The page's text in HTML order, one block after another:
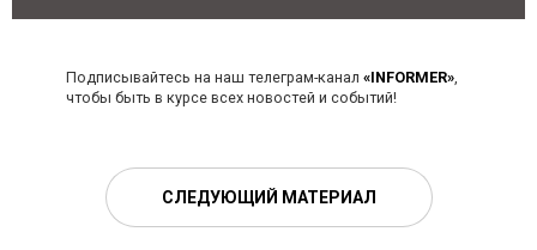
Подписывайтесь на наш телеграм-канал «INFORMER»,
чтобы быть в курсе всех новостей и событий!
СЛЕДУЮЩИЙ МАТЕРИАЛ